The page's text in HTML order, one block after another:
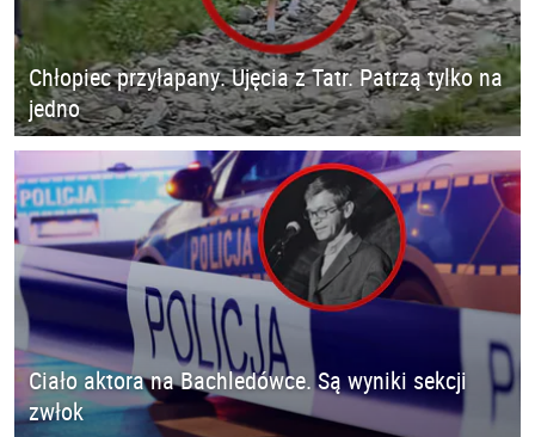
Chłopiec przyłapany. Ujęcia z Tatr. Patrzą tylko na
jedno
Ciało aktora na Bachledówce. Są wyniki sekcji
zwłok